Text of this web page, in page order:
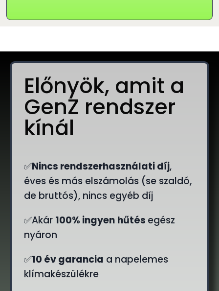
Előnyök, amit a
GenZ rendszer
kínál
✅Nincs rendszerhasználati díj,
éves és más elszámolás (se szaldó,
de bruttós), nincs egyéb díj
✅Akár 100% ingyen hűtés egész
nyáron
✅10 év garancia a napelemes
klímakészülékre